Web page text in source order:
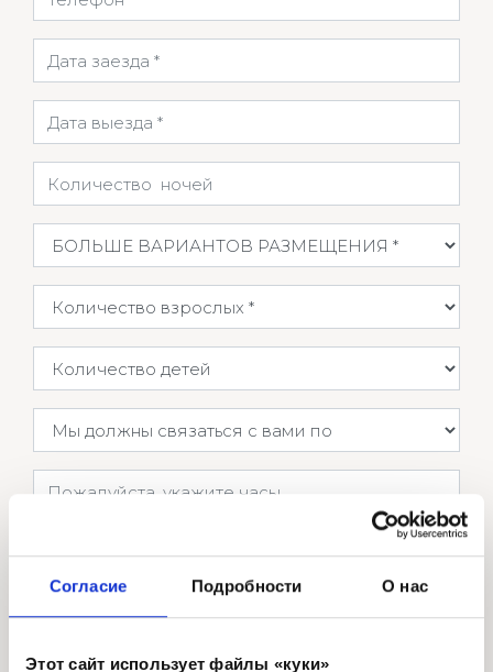
Согласие Подробности О нас
Этот сайт использует файлы «куки»
Дата заезда
Дата выезда
Количество ночей
БОЛЬШЕ ВАРИАНТОВ РАЗМЕЩЕНИЯ
Количество взрослых
Количество детей
Мы должны связаться с вами по
Пожалуйста, укажите часы